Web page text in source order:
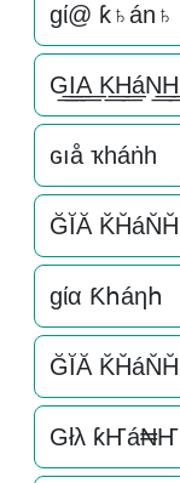
gί@ ƙ♄án♄
G͟͟I͟͟A͟͟ K͟͟H͟͟áN͟͟H͟͟
ɢıå ҡһáṅһ
ĞĬĂ K̆H̆áN̆H̆
ɡία Ƙհáηհ
ĞĬĂ K̆H̆áN̆H̆
Głλ ƙҤá₦Ҥ